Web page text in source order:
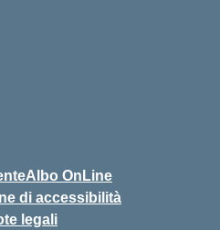
Albo OnLine
di accessibilità
legali